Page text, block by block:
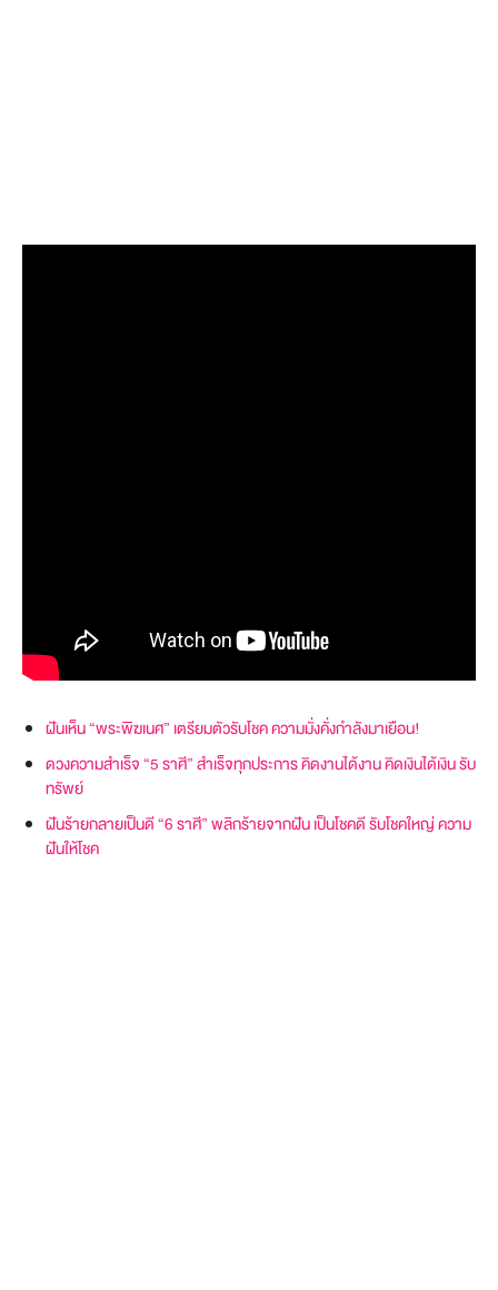
ฝันเห็น “พระพิฆเนศ” เตรียมตัวรับโชค ความมั่งคั่งกำลังมาเยือน!
ดวงความสำเร็จ “5 ราศี” สำเร็จทุกประการ คิดงานได้งาน คิดเงินได้เงิน รับ
ทรัพย์
ฝันร้ายกลายเป็นดี “6 ราศี” พลิกร้ายจากฝัน เป็นโชคดี รับโชคใหญ่ ความ
ฝันให้โชค